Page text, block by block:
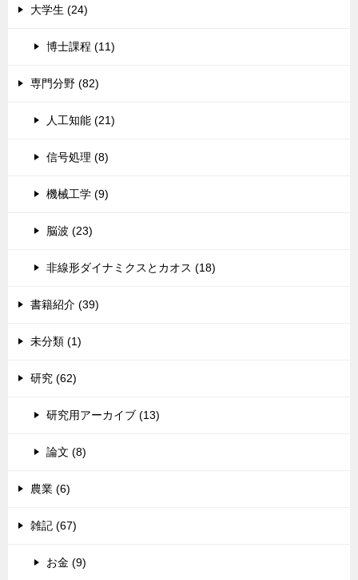
大学生 (24)
博士課程 (11)
専門分野 (82)
人工知能 (21)
信号処理 (8)
機械工学 (9)
脳波 (23)
非線形ダイナミクスとカオス (18)
書籍紹介 (39)
未分類 (1)
研究 (62)
研究用アーカイブ (13)
論文 (8)
農業 (6)
雑記 (67)
お金 (9)